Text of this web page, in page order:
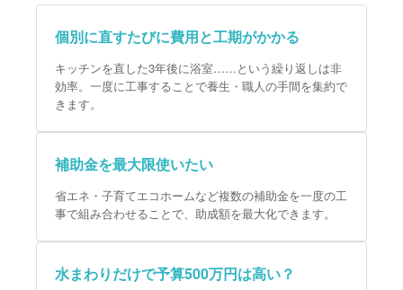
個別に直すたびに費用と工期がかかる
キッチンを直した3年後に浴室……という繰り返しは非
効率。一度に工事することで養生・職人の手間を集約で
きます。
補助金を最大限使いたい
省エネ・子育てエコホームなど複数の補助金を一度の工
事で組み合わせることで、助成額を最大化できます。
水まわりだけで予算500万円は高い？